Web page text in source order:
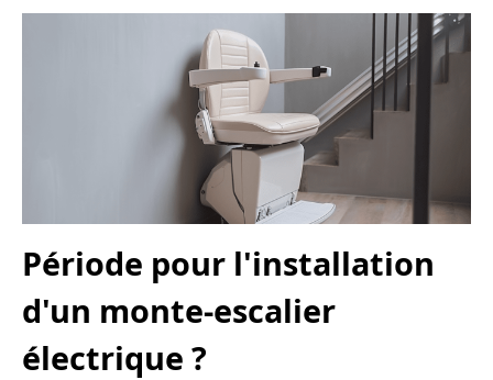
Période pour l'installation
d'un monte-escalier
électrique ?